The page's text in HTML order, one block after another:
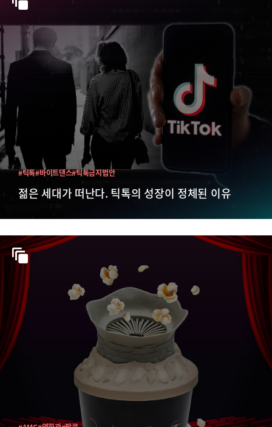
젊은 세대가 떠난다. 틱톡의 성장이 정체된 이유
#틱톡#바이트댄스#틱톡금지법안